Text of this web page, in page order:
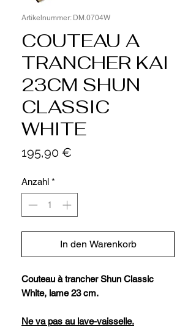
Artikelnummer: DM.0704W
COUTEAU A
TRANCHER KAI
23CM SHUN
CLASSIC
WHITE
195,90 €
Anzahl *
In den Warenkorb
Couteau à trancher Shun Classic
White, lame 23 cm.
Ne va pas au lave-vaisselle.